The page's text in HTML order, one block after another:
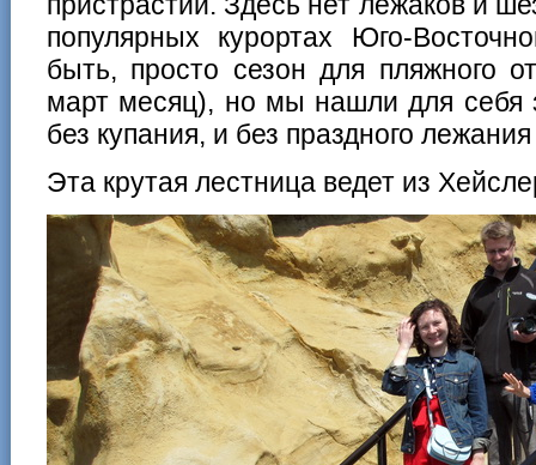
популярных курортах Юго-
быть, просто сезон для пляжного
март месяц), но мы нашли для себя
без купания, и без праздного
Эта крутая лестница ведет из